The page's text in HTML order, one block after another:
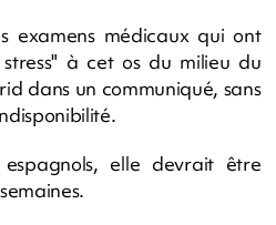
examens médicaux qui ont
à cet os du milieu du
dans un communiqué, sans
espagnols, elle devrait être